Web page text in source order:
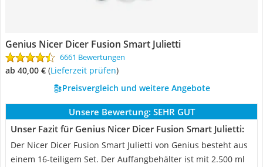
Genius Nicer Dicer Fusion Smart Julietti
6661 Bewertungen
ab 40,00 € (Lieferzeit prüfen)
Preisvergleich und weitere Angebote
Unsere Bewertung: SEHR GUT
Unser Fazit für Genius Nicer Dicer Fusion Smart Julietti:
Der Nicer Dicer Fusion Smart Julietti von Genius besteht aus
einem 16-teiligem Set. Der Auffangbehälter ist mit 2.500 ml